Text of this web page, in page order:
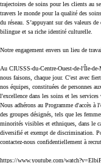
trajectoires de soins pour les clients au
travers le monde pour la qualité des
du réseau. S’appuyant sur des valeurs
bilingue et sa riche identité culturelle.
Notre engagement envers un lieu de
Au CIUSSS-du-Centre-Ouest-de-l'Île-
nous faisons, chaque jour. C'est avec
nos équipes, constituées de personnes
l'excellence dans les soins et les
Nous adhérons au Programme d'accès à
des groupes désignés, tels que les
minorités visibles et ethniques, dans le
diversifié et exempt de discrimination.
contactez-nous confidentiellement à
https://www.youtube.com/